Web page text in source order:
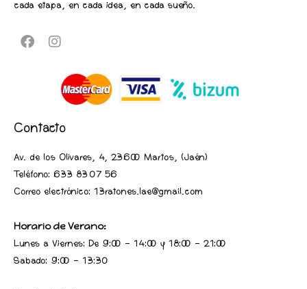
cada etapa, en cada idea, en cada sueño.
Contacto
Av. de los Olivares, 4, 23600 Martos, (Jaén)
Teléfono: 633 83 07 56
Correo electrónico: 13ratones.lae@gmail.com
Horario de Verano:
Lunes a Viernes: De 9:00 - 14:00 y 18:00 - 21:00
Sabado: 9:00 - 13:30